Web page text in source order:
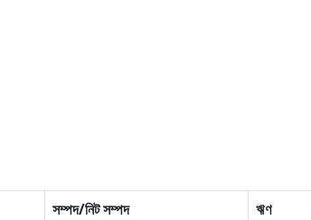
সম্পদ/নিট সম্পদ ঋণ